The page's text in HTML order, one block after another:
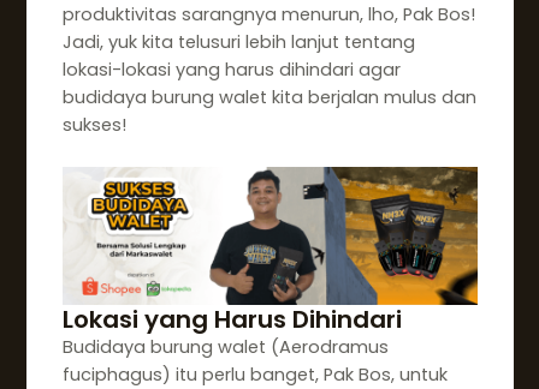
produktivitas sarangnya menurun, lho, Pak Bos!
Jadi, yuk kita telusuri lebih lanjut tentang
lokasi-lokasi yang harus dihindari agar
budidaya burung walet kita berjalan mulus dan
sukses!
Lokasi yang Harus Dihindari
Budidaya burung walet (Aerodramus
fuciphagus) itu perlu banget, Pak Bos, untuk